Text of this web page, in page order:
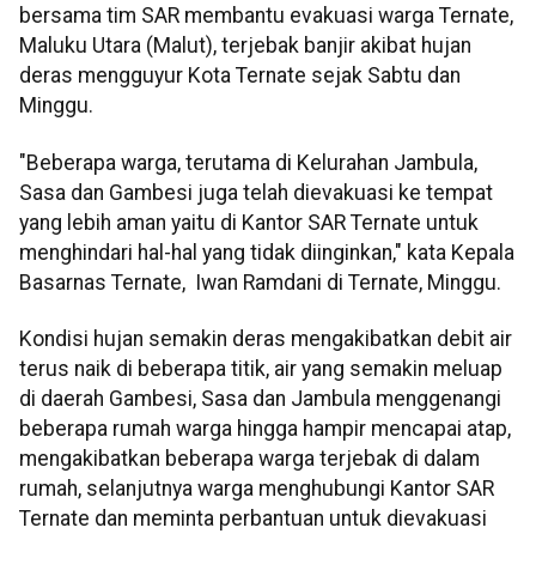
bersama tim SAR membantu evakuasi warga Ternate,
Maluku Utara (Malut), terjebak banjir akibat hujan
deras mengguyur Kota Ternate sejak Sabtu dan
Minggu.
"Beberapa warga, terutama di Kelurahan Jambula,
Sasa dan Gambesi juga telah dievakuasi ke tempat
yang lebih aman yaitu di Kantor SAR Ternate untuk
menghindari hal-hal yang tidak diinginkan," kata Kepala
Basarnas Ternate, Iwan Ramdani di Ternate, Minggu.
Kondisi hujan semakin deras mengakibatkan debit air
terus naik di beberapa titik, air yang semakin meluap
di daerah Gambesi, Sasa dan Jambula menggenangi
beberapa rumah warga hingga hampir mencapai atap,
mengakibatkan beberapa warga terjebak di dalam
rumah, selanjutnya warga menghubungi Kantor SAR
Ternate dan meminta perbantuan untuk dievakuasi